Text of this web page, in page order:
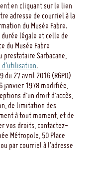
en cliquant sur le lien
adresse de courriel à la
du Musée Fabre.
légale et celle de
du Musée Fabre
Sarbacane,
d'utilisation.
27 avril 2016 (RGPD)
janvier 1978 modifiée,
d’un droit d’accès,
de limitation des
à tout moment, et de
vos droits, contactez-
Métropole, 50 Place
par courriel à l'adresse